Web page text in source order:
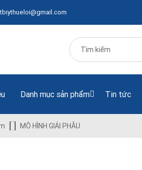
Danh mục sản phẩm Tin tức
MÔ HÌNH GIẢI PHẪU